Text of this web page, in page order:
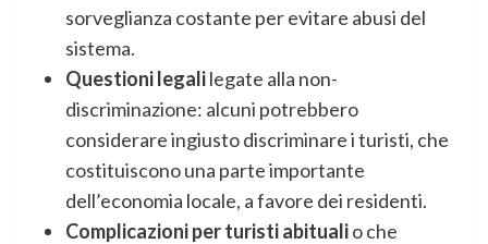
sorveglianza costante per evitare abusi del
sistema.
Questioni legalilegate alla non-
discriminazione: alcuni potrebbero
considerare ingiusto discriminare i turisti, che
costituiscono una parte importante
dell’economia locale, a favore dei residenti.
Complicazioni per turisti abitualio che